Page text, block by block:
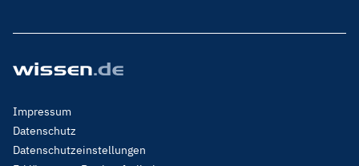
Footer
Menu
Legal
Impressum
Datenschutz
Datenschutzeinstellungen